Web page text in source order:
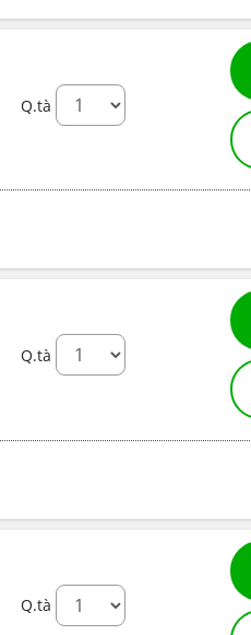
Q.tà
Q.tà
Q.tà